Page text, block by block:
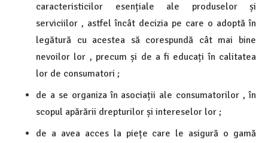
caracteristicilor esențiale ale produselor și
serviciilor , astfel încât decizia pe care o adoptă în
legătură cu acestea să corespundă cât mai bine
nevoilor lor , precum și de a fi educați în calitatea
lor de consumatori ;
de a se organiza în asociații ale consumatorilor , în
scopul apărării drepturilor și intereselor lor ;
de a avea acces la piețe care le asigură o gamă